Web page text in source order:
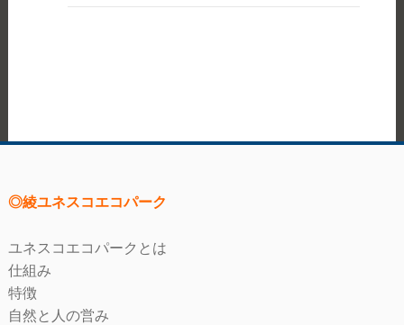
◎綾ユネスコエコパーク
ユネスコエコパークとは
仕組み
特徴
自然と人の営み